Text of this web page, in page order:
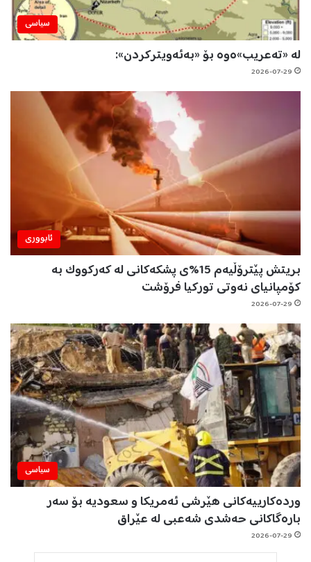
سیاسی
لە «تەعریب»ەوە بۆ «بەئەویترکردن»:
2026-07-29
ئابووری
بریتش پێترۆڵیەم 15%ی پشکەکانی لە کەرکووک بە
کۆمپانیای نەوتی تورکیا فرۆشت
2026-07-29
سیاسی
وردەکارییەکانی هێرشی ئەمریکا و سعودیە بۆ سەر
بارەگاکانی حەشدی شەعبی لە عێراق
2026-07-29